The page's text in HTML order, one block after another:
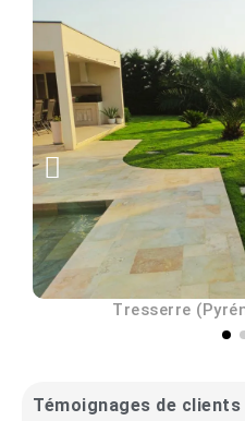
Tresserre
Témoignages de clients